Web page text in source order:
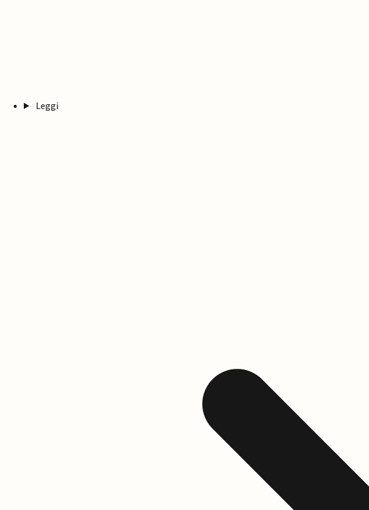
Leggi